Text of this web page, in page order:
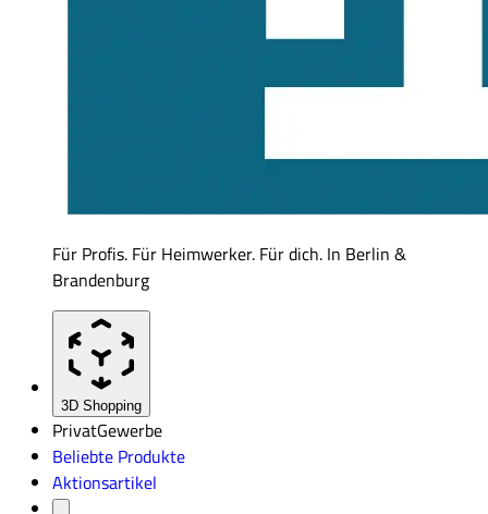
Für Profis. Für Heimwerker. Für dich. In Berlin &
Brandenburg
3D Shopping
PrivatGewerbe
Beliebte Produkte
Aktionsartikel